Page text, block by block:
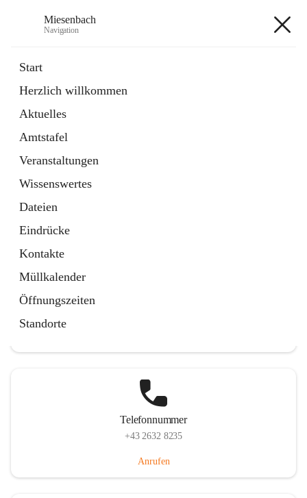
Miesenbach
Navigation
Start
Herzlich willkommen
Aktuelles
Amtstafel
Veranstaltungen
Wissenswertes
Dateien
Eindrücke
Kontakte
Müllkalender
Öffnungszeiten
Standorte
Externe Webseite
in
Tab
Region Schneebergland
Externe Webseite
öffnet
in
neuem
Tab
Telefonnummer
+43 2632 8235
Anrufen